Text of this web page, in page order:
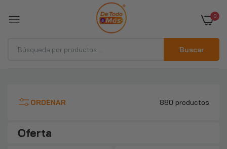
0
Buscar
$17.890
ORDENAR 880 productos
Oferta